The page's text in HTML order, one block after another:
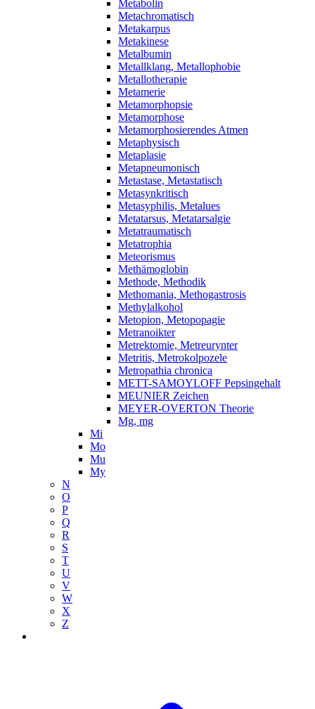
Metabolin
Metachromatisch
Metakarpus
Metakinese
Metalbumin
Metallklang, Metallophobie
Metallotherapie
Metamerie
Metamorphopsie
Metamorphose
Metamorphosierendes Atmen
Metaphysisch
Metaplasie
Metapneumonisch
Metastase, Metastatisch
Metasynkritisch
Metasyphilis, Metalues
Metatarsus, Metatarsalgie
Metatraumatisch
Metatrophia
Meteorismus
Methämoglobin
Methode, Methodik
Methomania, Methogastrosis
Methylalkohol
Metopion, Metopopagie
Metranoikter
Metrektomie, Metreurynter
Metritis, Metrokolpozele
Metropathia chronica
METT-SAMOYLOFF Pepsingehalt
MEUNIER Zeichen
MEYER-OVERTON Theorie
Mg, mg
Mi
Mo
Mu
My
N
O
P
Q
R
S
T
U
V
W
X
Z